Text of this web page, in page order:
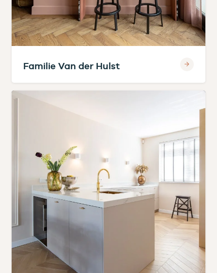
Familie Van der Hulst